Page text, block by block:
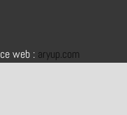
web : aryup.com